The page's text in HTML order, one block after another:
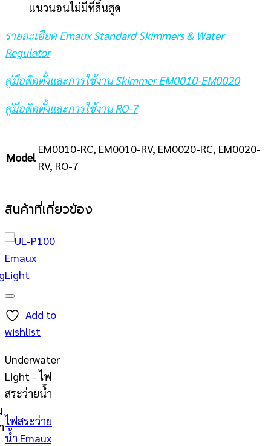
แนวนอนไม่มีที่สิ้นสุด
รายละเอียด Emaux Standard Skimmers & Water
Regulator
คู่มือติดตั้งและการใช้งาน Skimmer EM0010-EM0020
คู่มือติดตั้งและการใช้งาน RO-7
Model
EM0010-RC, EM0010-RV, EM0020-RC, EM0020-
RV, RO-7
สินค้าที่เกี่ยวข้อง
Add to
wishlist
Underwater
Light - ไฟ
สระว่ายน้ำ
ไฟสระว่าย
น้ำ Emaux